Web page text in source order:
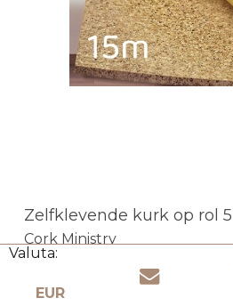
Valuta:
Zelfklevende kurk op rol
Cork Ministry
RKS5